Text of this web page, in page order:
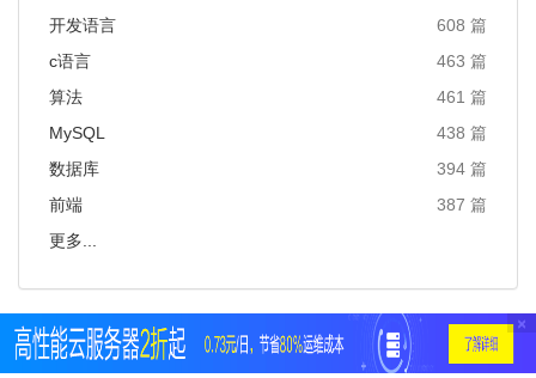
开发语言
608 篇
c语言
463 篇
算法
461 篇
MySQL
438 篇
数据库
394 篇
前端
387 篇
更多...
×